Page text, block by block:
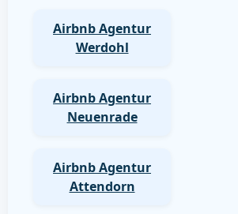
Airbnb Agentur
Werdohl
Airbnb Agentur
Neuenrade
Airbnb Agentur
Attendorn